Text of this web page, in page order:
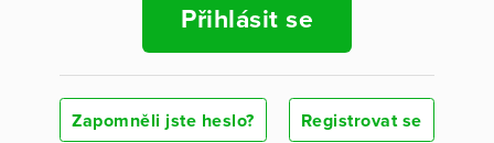
Přihlásit se
Zapomněli jste heslo? Registrovat se